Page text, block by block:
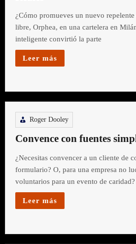
¿Cómo promueves un nuevo
libre, Orphea, en una cartelera en
inteligente convirtió la parte
Leer más
Roger Dooley
Convence con fuentes
¿Necesitas convencer a un cliente de
formulario? O, para una empresa no
voluntarios para un evento de caridad?
Leer más